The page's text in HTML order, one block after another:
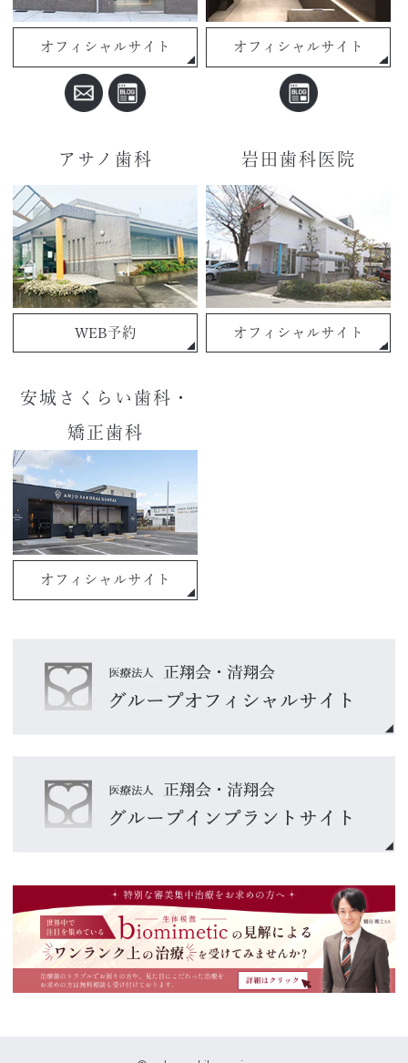
オフィシャルサイト オフィシャルサイト
アサノ歯科
WEB予約
岩田歯科医院
オフィシャルサイト
安城さくらい歯科・
矯正歯科
オフィシャルサイト